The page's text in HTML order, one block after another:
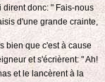
dirent donc: " Fais-nous
d'une grande crainte,
bien que c'est à cause
et s'écrièrent: " Ah!
et le lancèrent à la